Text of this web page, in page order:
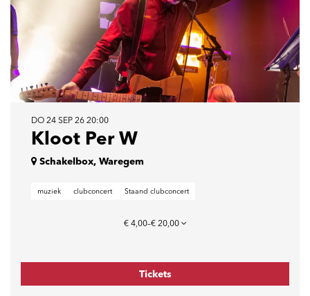
Kloot Per W
DO 24 SEP 26 20:00
Schakelbox, Waregem
muziek clubconcert Staand clubconcert
€ 4,00–€ 20,00
Tickets